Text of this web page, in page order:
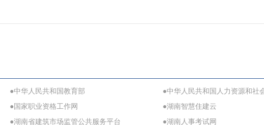
●中华人民共和国教育部
●中华人民共和国人力资源和社
●国家职业资格工作网
●湖南智慧住建云
●湖南省建筑市场监管公共服务平台 ●湖南人事考试网